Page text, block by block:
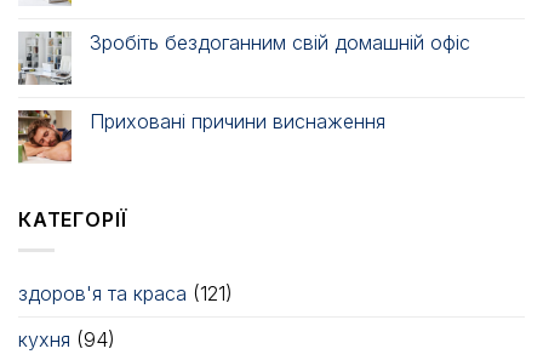
Зробіть бездоганним свій домашній офіс
Приховані причини виснаження
КАТЕГОРІЇ
здоров'я та краса (121)
кухня (94)